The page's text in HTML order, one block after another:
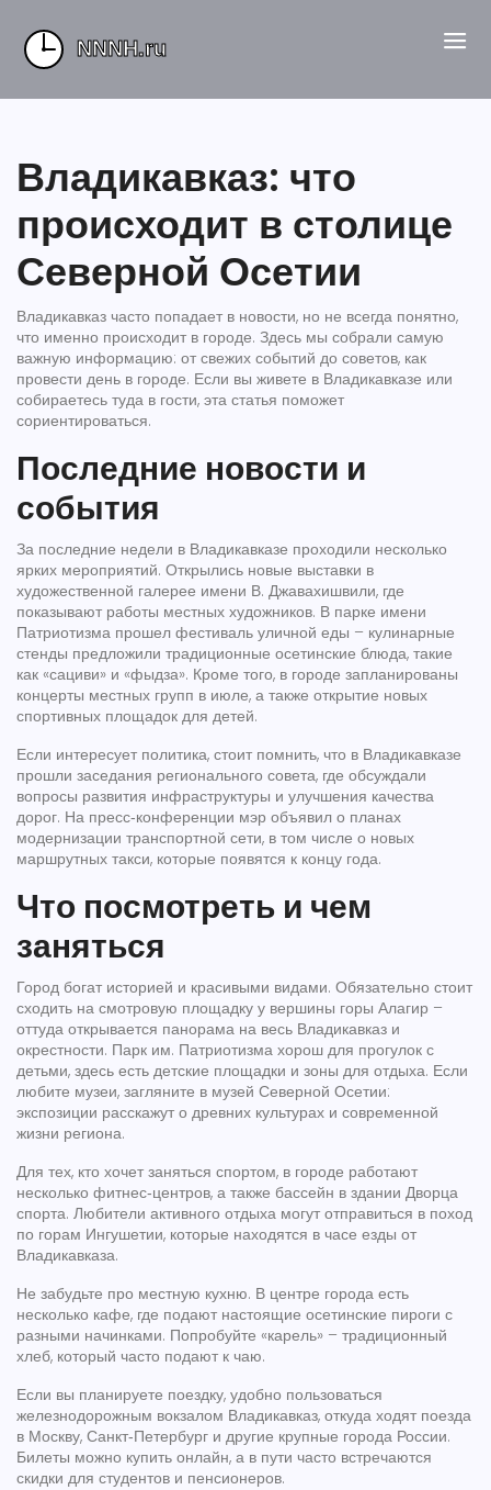
Владикавказ: что
происходит в столице
Северной Осетии
Владикавказ часто попадает в новости, но не всегда понятно,
что именно происходит в городе. Здесь мы собрали самую
важную информацию: от свежих событий до советов, как
провести день в городе. Если вы живете в Владикавказе или
собираетесь туда в гости, эта статья поможет
сориентироваться.
Последние новости и
события
За последние недели в Владикавказе проходили несколько
ярких мероприятий. Открылись новые выставки в
художественной галерее имени В. Джавахишвили, где
показывают работы местных художников. В парке имени
Патриотизма прошел фестиваль уличной еды – кулинарные
стенды предложили традиционные осетинские блюда, такие
как «сациви» и «фыдза». Кроме того, в городе запланированы
концерты местных групп в июле, а также открытие новых
спортивных площадок для детей.
Если интересует политика, стоит помнить, что в Владикавказе
прошли заседания регионального совета, где обсуждали
вопросы развития инфраструктуры и улучшения качества
дорог. На пресс‑конференции мэр объявил о планах
модернизации транспортной сети, в том числе о новых
маршрутных такси, которые появятся к концу года.
Что посмотреть и чем
заняться
Город богат историей и красивыми видами. Обязательно стоит
сходить на смотровую площадку у вершины горы Алагир –
оттуда открывается панорама на весь Владикавказ и
окрестности. Парк им. Патриотизма хорош для прогулок с
детьми, здесь есть детские площадки и зоны для отдыха. Если
любите музеи, загляните в музей Северной Осетии:
экспозиции расскажут о древних культурах и современной
жизни региона.
Для тех, кто хочет заняться спортом, в городе работают
несколько фитнес‑центров, а также бассейн в здании Дворца
спорта. Любители активного отдыха могут отправиться в поход
по горам Ингушетии, которые находятся в часе езды от
Владикавказа.
Не забудьте про местную кухню. В центре города есть
несколько кафе, где подают настоящие осетинские пироги с
разными начинками. Попробуйте «карель» – традиционный
хлеб, который часто подают к чаю.
Если вы планируете поездку, удобно пользоваться
железнодорожным вокзалом Владикавказ, откуда ходят поезда
в Москву, Санкт‑Петербург и другие крупные города России.
Билеты можно купить онлайн, а в пути часто встречаются
скидки для студентов и пенсионеров.